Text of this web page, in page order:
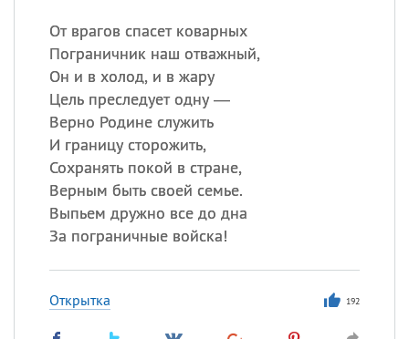
От врагов спасет коварных
Пограничник наш отважный,
Он и в холод, и в жару
Цель преследует одну —
Верно Родине служить
И границу сторожить,
Сохранять покой в стране,
Верным быть своей семье.
Выпьем дружно все до дна
За пограничные войска!
Открытка 192
происхождение